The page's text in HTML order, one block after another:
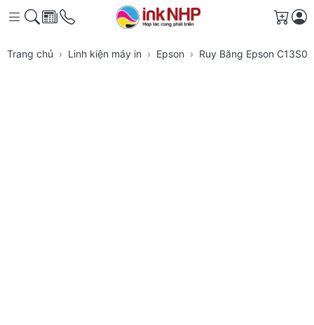
Giỏ
Trang chủ Linh kiện máy in Epson Ruy Băng Epson